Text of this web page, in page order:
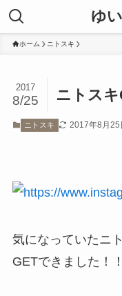
ゆ
ホーム ニトスキ
ニトスキ
2017
8/25
ニトスキ 2017年8月25
気になっていたニ
GETできました！！